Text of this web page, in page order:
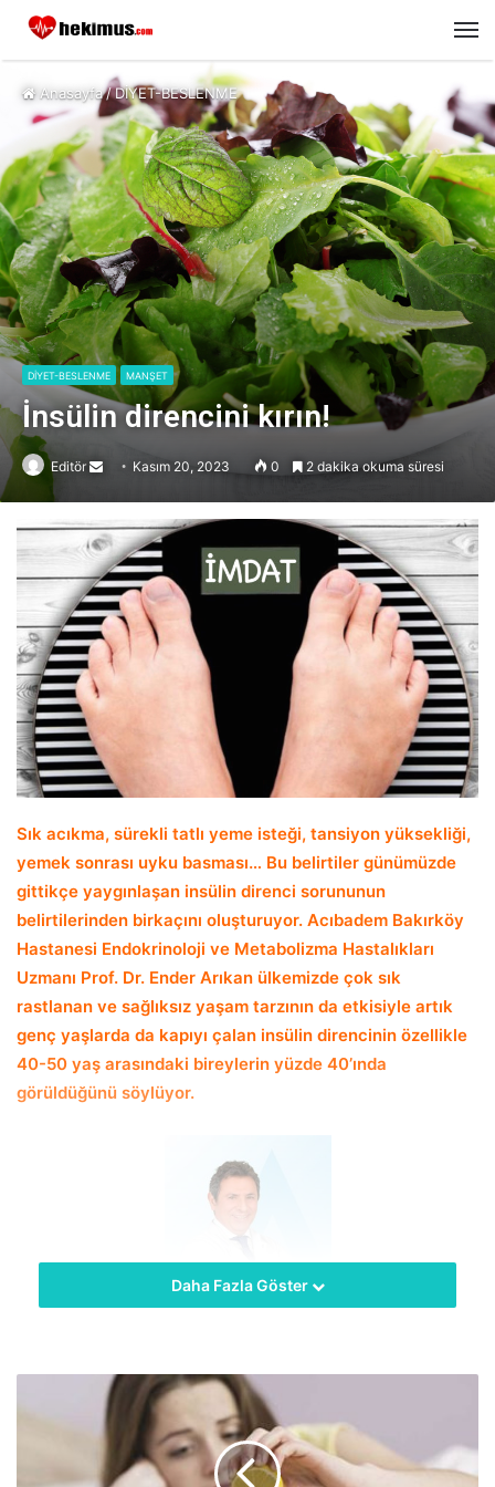
Anasayfa/DİYET-BESLENME
DİYET-BESLENME MANŞET
İnsülin direncini kırın!
Editör
SendKasım 20, 2023 0 2 dakika okuma süresi
Sık acıkma, sürekli tatlı yeme isteği, tansiyon yüksekliği,
yemek sonrası uyku basması… Bu belirtiler günümüzde
gittikçe yaygınlaşan insülin direnci sorununun
belirtilerinden birkaçını oluşturuyor. Acıbadem Bakırköy
Hastanesi Endokrinoloji ve Metabolizma Hastalıkları
Uzmanı Prof. Dr. Ender Arıkan ülkemizde çok sık
rastlanan ve sağlıksız yaşam tarzının da etkisiyle artık
genç yaşlarda da kapıyı çalan insülin direncinin özellikle
40-50 yaş arasındaki bireylerin yüzde 40’ında
görüldüğünü söylüyor.
hekimus + Son yıllarda sağlıksız beslenme alışkanlığı ve
hareketsiz yaşam tarzı derken vücutta yağ dokusunun
arttığını, bu yağlardan salgılanan zararlı kimyasal
maddelerin kanda şeker oranını düzenleyen insülin
Daha Fazla Göster